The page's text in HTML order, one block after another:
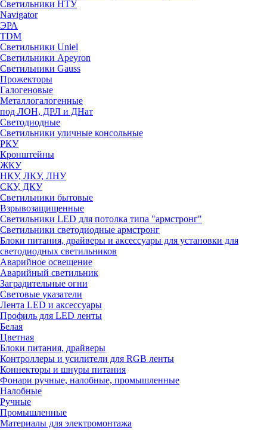
Светильники НТУ
Navigator
ЭРА
TDM
Светильники Uniel
Светильники Apeyron
Светильники Gauss
Прожекторы
Галогеновые
Металлогалогенные
под ЛОН, ДРЛ и ДНат
Светодиодные
Светильники уличные консольные
РКУ
Кронштейны
ЖКУ
НКУ, ЛКУ, ЛНУ
СКУ, ДКУ
Светильники бытовые
Взрывозащищенные
Светильники LED для потолка типа "армстронг"
Светильники светодиодные армстронг
Блоки питания, драйверы и аксессуары для установки для
светодиодных светильников
Аварийное освещение
Аварийный светильник
Заградительные огни
Световые указатели
Лента LED и аксессуары
Профиль для LED ленты
Белая
Цветная
Блоки питания, драйверы
Контроллеры и усилители для RGB ленты
Коннекторы и шнуры питания
Фонари ручные, налобные, промышленные
Налобные
Ручные
Промышленные
Материалы для электромонтажа